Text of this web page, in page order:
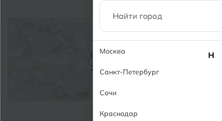
Оникс аква GL Onyx Aqua GL
750 ₽
Москва
Санкт-Петербург
Сочи
Краснодар
Н